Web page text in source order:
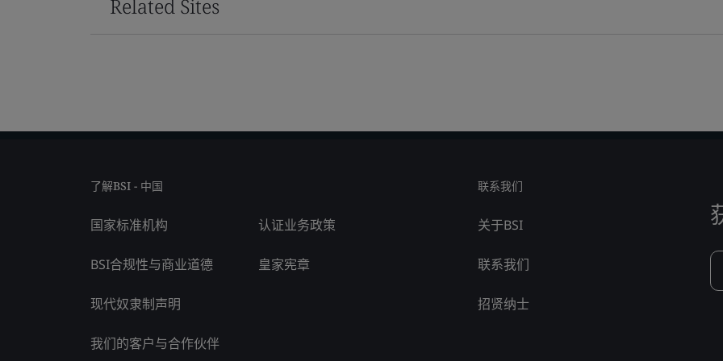
Related Sites
了解BSI - 中国
国家标准机构
BSI合规性与商业道德
现代奴隶制声明
我们的客户与合作伙伴
认证业务政策
皇家宪章
联系我们
关于BSI
联系我们
招贤纳士